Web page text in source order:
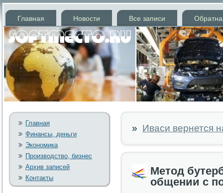
Главная Новости Все записи
Главная
Финансы, деньги
Экономика
Производство, бизнес
Архив записей
Контакты
» Иваси вернется
Метод
общении с